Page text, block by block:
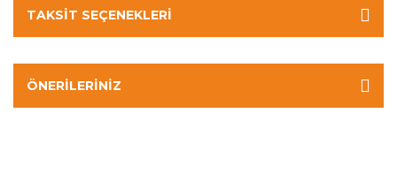
TAKSIT SEÇENEKLERI
ÖNERILERINIZ